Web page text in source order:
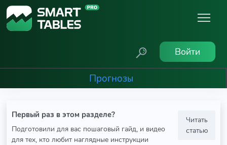
Войти
Прогнозы
Первый раз в этом разделе?
Подготовили для вас пошаговый гайд, и видео
для тех, кто любит наглядные инструкции
Читать
статью